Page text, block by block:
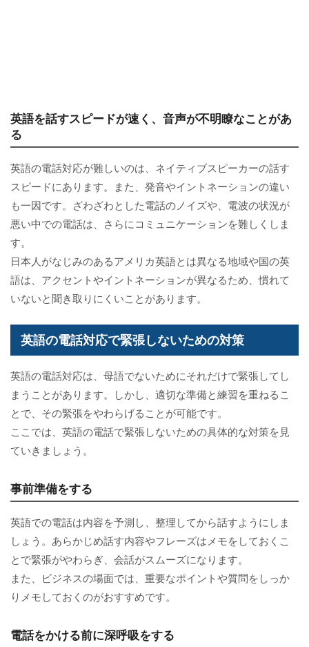
英語を話すスピードが速く、音声が不明瞭なことがあ
る
英語の電話対応が難しいのは、ネイティブスピーカーの話す
スピードにあります。また、発音やイントネーションの違い
も一因です。ざわざわとした電話のノイズや、電波の状況が
悪い中での電話は、さらにコミュニケーションを難しくしま
す。
日本人がなじみのあるアメリカ英語とは異なる地域や国の英
語は、アクセントやイントネーションが異なるため、慣れて
いないと聞き取りにくいことがあります。
英語の電話対応で緊張しないための対策
英語の電話対応は、母語でないためにそれだけで緊張してし
まうことがあります。しかし、適切な準備と練習を重ねるこ
とで、その緊張をやわらげることが可能です。
ここでは、英語の電話で緊張しないための具体的な対策を見
ていきましょう。
事前準備をする
英語での電話は内容を予測し、整理してから話すようにしま
しょう。あらかじめ話す内容やフレーズはメモをしておくこ
とで緊張がやわらぎ、会話がスムーズになります。
また、ビジネスの場面では、重要なポイントや質問をしっか
りメモしておくのがおすすめです。
電話をかける前に深呼吸をする